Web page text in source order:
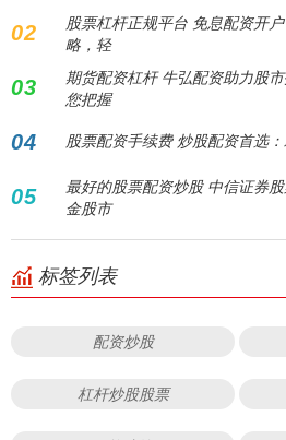
02
股票杠杆正规平台 免息配资开
略，轻
03
期货配资杠杆 牛弘配资助力股
您把握
04 股票配资手续费 炒股配资首选
05
最好的股票配资炒股 中信证券
金股市
标签列表
配资炒股
杠杆炒股股票